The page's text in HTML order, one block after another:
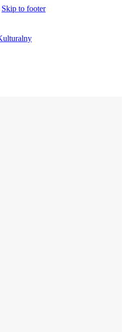
Skip to footer